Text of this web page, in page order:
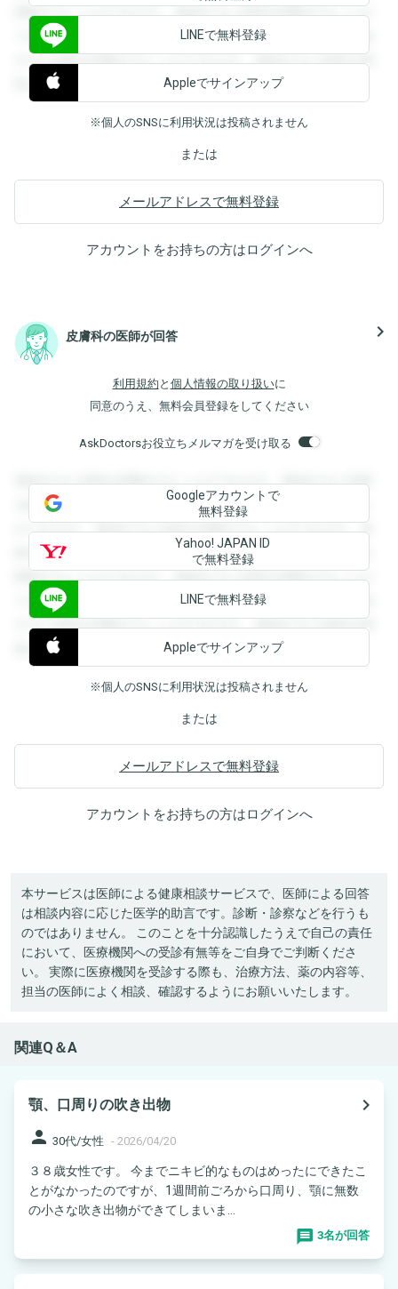
閲覧することができます。登録すると回答を閲覧することが
できます。登録すると回答を閲覧することができます。登録
すると回答を閲覧することができます。登録すると回答を閲
覧することができます。
LINEで無料登録
Appleでサインアップ
※個人のSNSに利用状況は投稿されません
または
メールアドレスで無料登録
アカウントをお持ちの方はログインへ
皮膚科の医師が回答 navigate_next
利用規約 と 個人情報の取り扱いに
同意のうえ、無料会員登録をしてください
AskDoctorsお役立ちメルマガを受け取る
登録すると回答を閲覧することができます。登録すると回答
を閲覧することができます。登録すると回答を閲覧すること
ができます。登録すると回答を閲覧することができます。登
録すると回答を閲覧することができます。登録すると回答を
閲覧することができます。登録すると回答を閲覧することが
できます。登録すると回答を閲覧することができます。登録
すると回答を閲覧することができます。登録すると回答を閲
覧することができます。
Googleアカウントで
無料登録
Yahoo! JAPAN ID
で無料登録
LINEで無料登録
Appleでサインアップ
※個人のSNSに利用状況は投稿されません
または
メールアドレスで無料登録
アカウントをお持ちの方はログインへ
本サービスは医師による健康相談サービスで、医師による回答
は相談内容に応じた医学的助言です。診断・診察などを行うも
のではありません。 このことを十分認識したうえで自己の責任
において、医療機関への受診有無等をご自身でご判断くださ
い。 実際に医療機関を受診する際も、治療方法、薬の内容等、
担当の医師によく相談、確認するようにお願いいたします。
関連Q＆A
顎、口周りの吹き出物
navigate_next
person 30代/女性 - 2026/04/20
３８歳女性です。 今までニキビ的なものはめったにできたこ
とがなかったのですが、1週間前ごろから口周り、顎に無数
の小さな吹き出物ができてしまいま...
3名が回答